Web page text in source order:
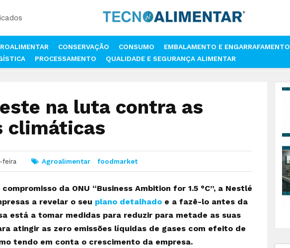
CONSERVAÇÃO CONSUMO
EMBALAMENTO E ENGARRAFAMENTO
PROCESSAMENTO QUALIDADE E SEGURANÇA ALIMENTAR
NESTLÉ INVESTE NA LUTA CONTRA AS ALTERAÇÕES CLIMÁTICAS
na luta contra as
climáticas
feira Agroalimentar foodmarket
da ONU “Business Ambition for 1.5 °C”, a Nestlé
a revelar o seu plano detalhado e a fazê-lo antes da
está a tomar medidas para reduzir para metade as suas
atingir as zero emissões líquidas de gases com efeito de
tendo em conta o crescimento da empresa.